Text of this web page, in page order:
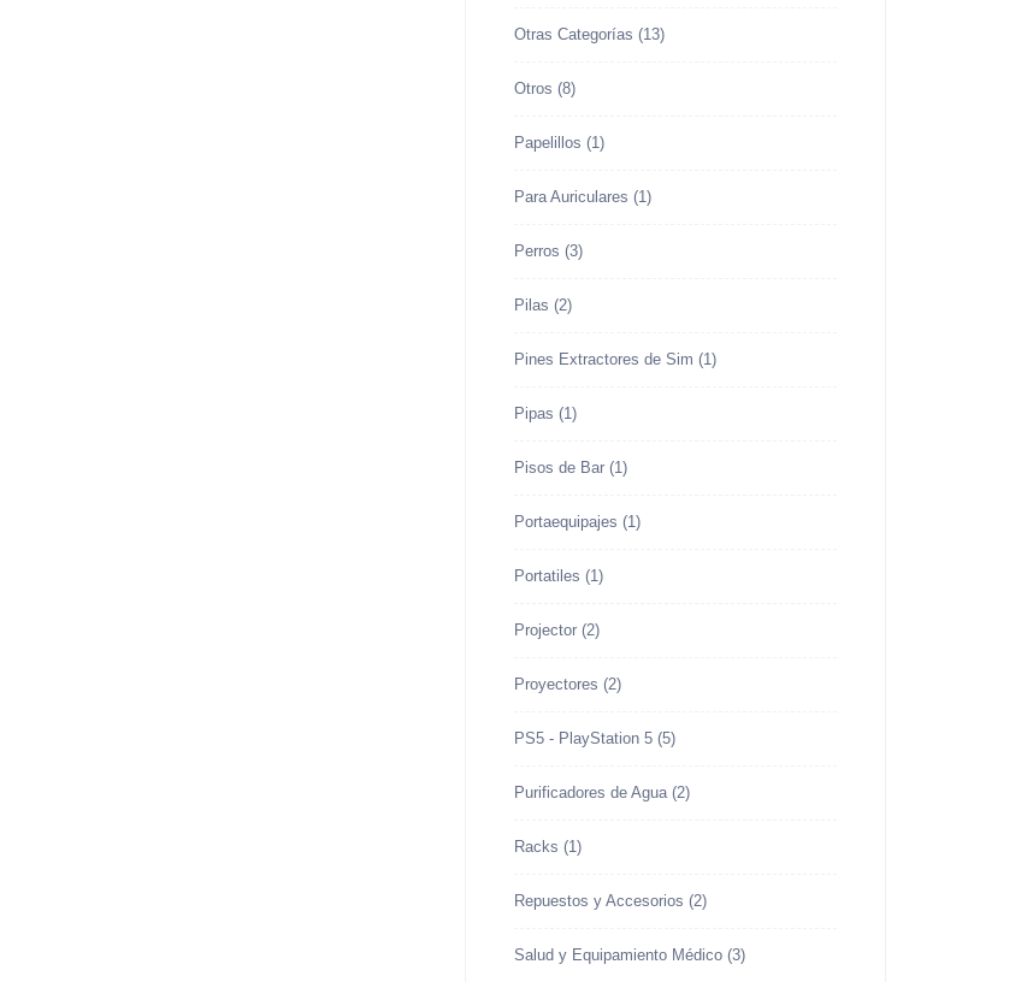
Otras Categorías (13)
Otros (8)
Papelillos (1)
Para Auriculares (1)
Perros (3)
Pilas (2)
Pines Extractores de Sim (1)
Pipas (1)
Pisos de Bar (1)
Portaequipajes (1)
Portatiles (1)
Projector (2)
Proyectores (2)
PS5 - PlayStation 5 (5)
Purificadores de Agua (2)
Racks (1)
Repuestos y Accesorios (2)
Salud y Equipamiento Médico (3)